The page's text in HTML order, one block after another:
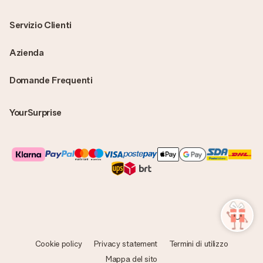
Domande Frequenti
YourSurprise
Servizio Clienti
Azienda
Cookie policy Privacy statement
Termini di utilizzo
Mappa del sito